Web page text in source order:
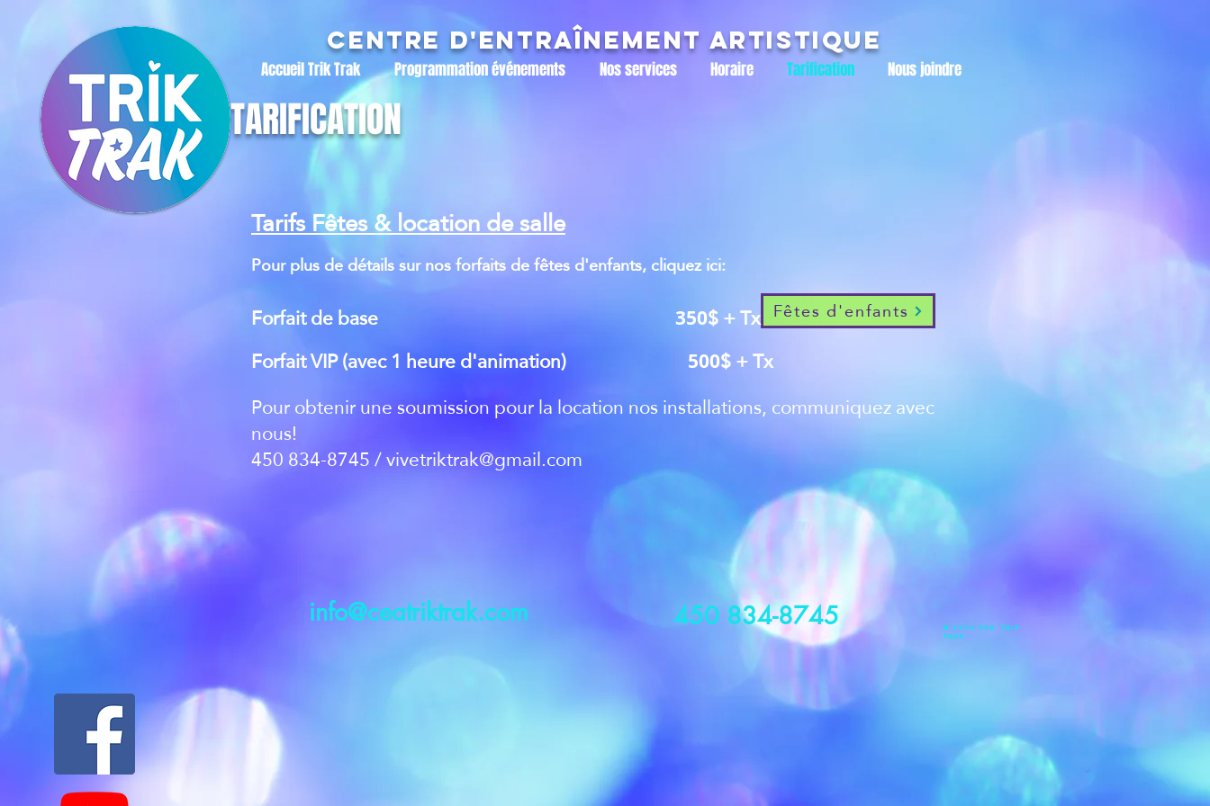
Centre d'entraînement artistique
Accueil Trik Trak Programmation événements Nos services Horaire Tarification Nous joindre
TARIFICATION
Fêtes d'enfants
Tarifs Fêtes & location de salle
Pour plus de détails sur nos forfaits de fêtes d'enfants, cliquez ici:
Forfait de base 350$ + Tx
Forfait VIP (avec 1 heure d'animation)
500$ + Tx
Pour obtenir une soumission pour la location nos installations, communiquez avec
nous!
450 834-8745 /vivetriktrak@gmail.com
info@ceatriktrak.com 450 834-8745
© 2024 par Trik
Trak